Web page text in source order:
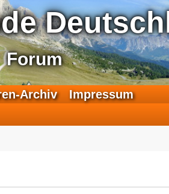
Forum
F
e
a
Archiv Impressum